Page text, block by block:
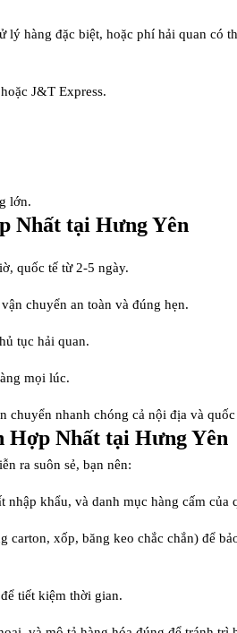
hàng đặc biệt, hoặc phí hải quan có
J&T Express.
lớn.
Nhất tại Hưng Yên
quốc tế từ 2-5 ngày.
chuyển an toàn và đúng hẹn.
tục hải quan.
mọi lúc.
chuyển nhanh chóng cả nội địa và quốc
Hợp Nhất tại Hưng Yên
ra suôn sẻ, bạn nên:
khẩu, và danh mục hàng cấm
xốp, băng keo chắc chắn) để
tiết kiệm thời gian.